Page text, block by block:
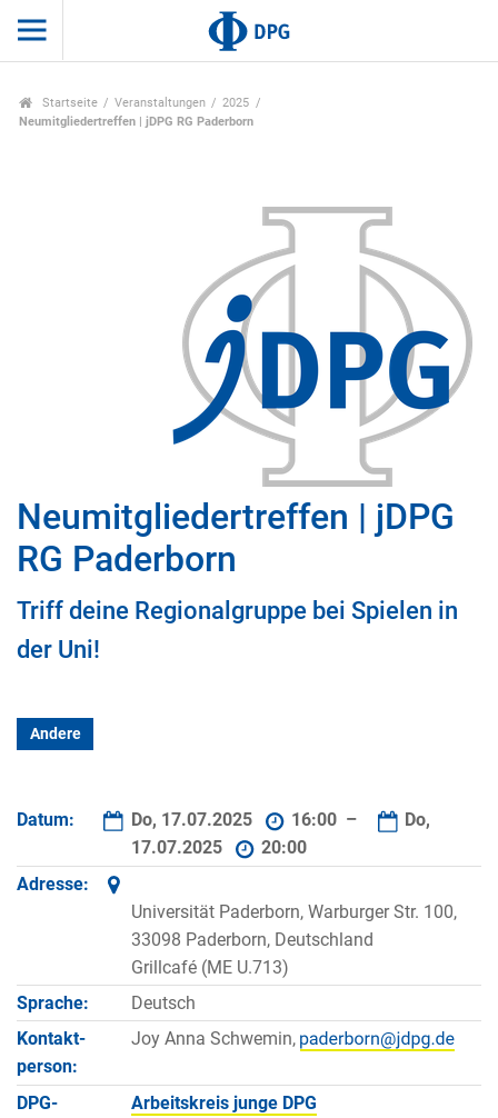
Startseite Veranstaltungen
2025
Neumitgliedertreffen | jDPG RG Paderborn
Neumitgliedertreffen | jDPG
RG Paderborn
Triff deine Regionalgruppe bei Spielen in
der Uni!
Andere
Datum: Do, 17.07.2025 16:00 –
Do,
17.07.2025
20:00
Adresse:
Universität Paderborn, Warburger Str. 100,
33098 Paderborn, Deutschland
Grillcafé (ME U.713)
Sprache:
Deutsch
Kontakt­
person:
Joy Anna Schwemin,
DPG-
Arbeitskreis junge DPG